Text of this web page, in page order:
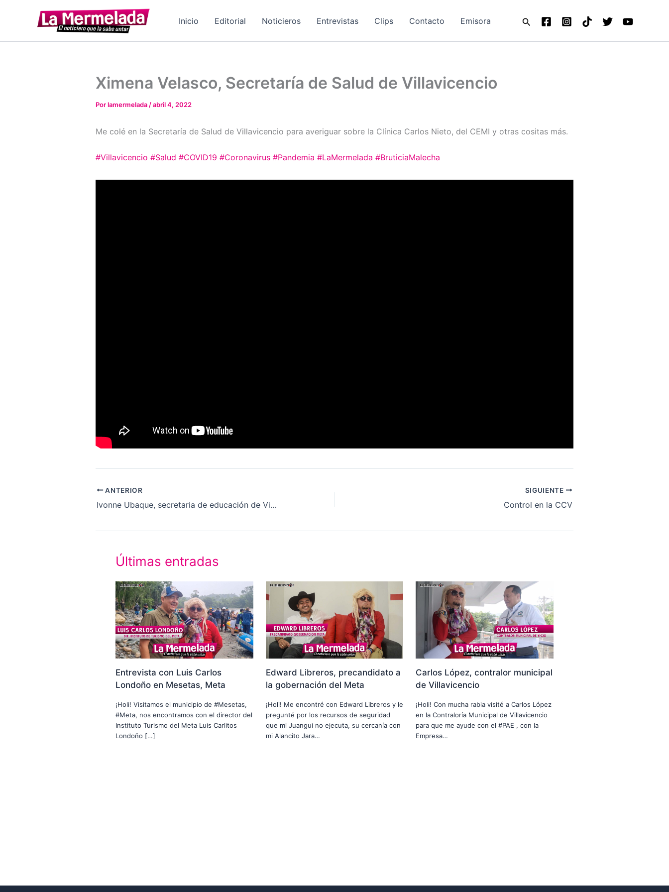
Inicio Editorial Noticieros Entrevistas Clips Contacto Emisora Buscar
Ximena Velasco, Secretaría de Salud de Villavicencio
Porlamermelada/abril 4, 2022
Me colé en la Secretaría de Salud de Villavicencio para averiguar sobre la Clínica Carlos Nieto, del CEMI y otras cositas más.
#Villavicencio #Salud #COVID19 #Coronavirus #Pandemia #LaMermelada #BruticiaMalecha
ANTERIOR
Ivonne Ubaque, secretaria de educación de Villavicencio
SIGUIENTE
Control en la CCV
Últimas entradas
Entrevista con Luis Carlos
Londoño en Mesetas, Meta
¡Holi! Visitamos el municipio de #Mesetas,
#Meta, nos encontramos con el director del
Instituto Turismo del Meta Luis Carlitos
Londoño […]
Edward Libreros, precandidato a
la gobernación del Meta
¡Holi! Me encontré con Edward Libreros y le
pregunté por los recursos de seguridad
que mi Juangui no ejecuta, su cercanía con
mi Alancito Jara…
Carlos López, contralor municipal
de Villavicencio
¡Holi! Con mucha rabia visité a Carlos López
en la Contraloría Municipal de Villavicencio
para que me ayude con el #PAE , con la
Empresa…